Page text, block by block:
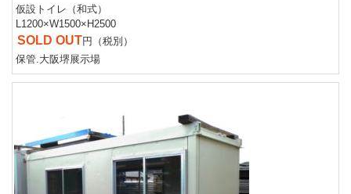
仮設トイレ（和式）
L1200×W1500×H2500
SOLD OUT円（税別）
保管.大阪堺展示場